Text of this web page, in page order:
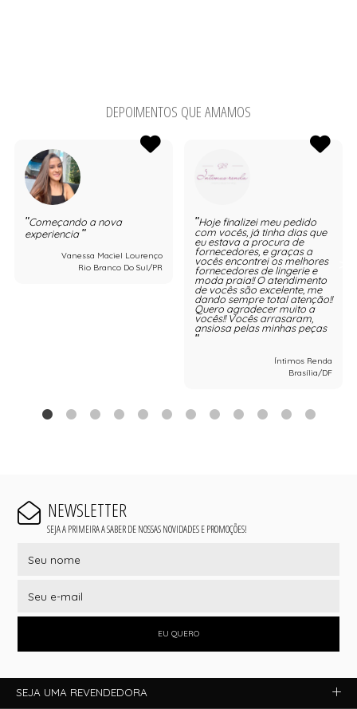
DEPOIMENTOS QUE AMAMOS
Começando a nova
experiencia
Vanessa Maciel Lourenço
Rio Branco Do Sul/PR
Hoje finalizei meu pedido
com vocês, já tinha dias que
eu estava a procura de
fornecedores, e graças a
vocês encontrei os melhores
fornecedores de lingerie e
moda praia!! O atendimento
de vocês são excelente, me
dando sempre total atenção!!
Quero agradecer muito a
vocês!! Vocês arrasaram,
ansiosa pelas minhas peças
Íntimos Renda
Brasília/DF
NEWSLETTER
SEJA A PRIMEIRA A SABER DE NOSSAS NOVIDADES E PROMOÇÕES!
EU QUERO
SEJA UMA REVENDEDORA